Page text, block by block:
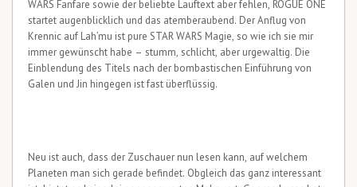
WARS Fanfare sowie der beliebte Lauftext aber fehlen, ROGUE ONE
startet augenblicklich und das atemberaubend. Der Anflug von
Krennic auf Lah’mu ist pure STAR WARS Magie, so wie ich sie mir
immer gewünscht habe – stumm, schlicht, aber urgewaltig. Die
Einblendung des Titels nach der bombastischen Einführung von
Galen und Jin hingegen ist fast überflüssig.
Neu ist auch, dass der Zuschauer nun lesen kann, auf welchem
Planeten man sich gerade befindet. Obgleich das ganz interessant